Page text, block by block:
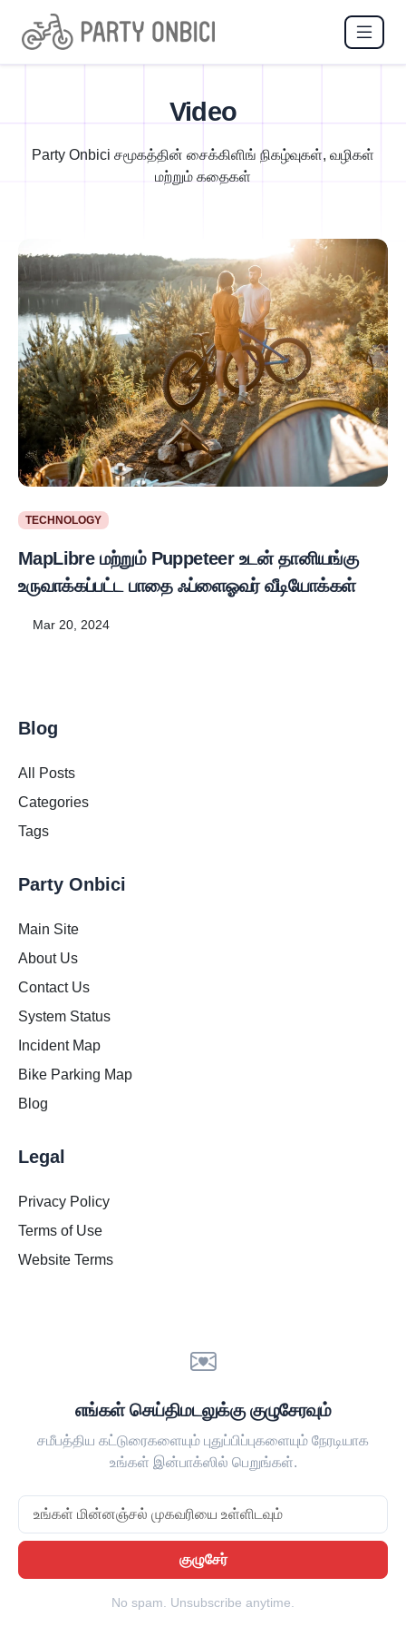
Video
Party Onbici சமூகத்தின் சைக்கிளிங் நிகழ்வுகள், வழிகள்
மற்றும் கதைகள்
TECHNOLOGY
MapLibre மற்றும் Puppeteer உடன் தானியங்கு
உருவாக்கப்பட்ட பாதை ஃப்ளைஓவர் வீடியோக்கள்
Mar 20, 2024
Blog
All Posts
Categories
Tags
Party Onbici
Main Site
About Us
Contact Us
System Status
Incident Map
Bike Parking Map
Blog
Legal
Privacy Policy
Terms of Use
Website Terms
எங்கள் செய்திமடலுக்கு குழுசேரவும்
சமீபத்திய கட்டுரைகளையும் புதுப்பிப்புகளையும் நேரடியாக
உங்கள் இன்பாக்ஸில் பெறுங்கள்.
Email
குழுசேர்
No spam. Unsubscribe anytime.